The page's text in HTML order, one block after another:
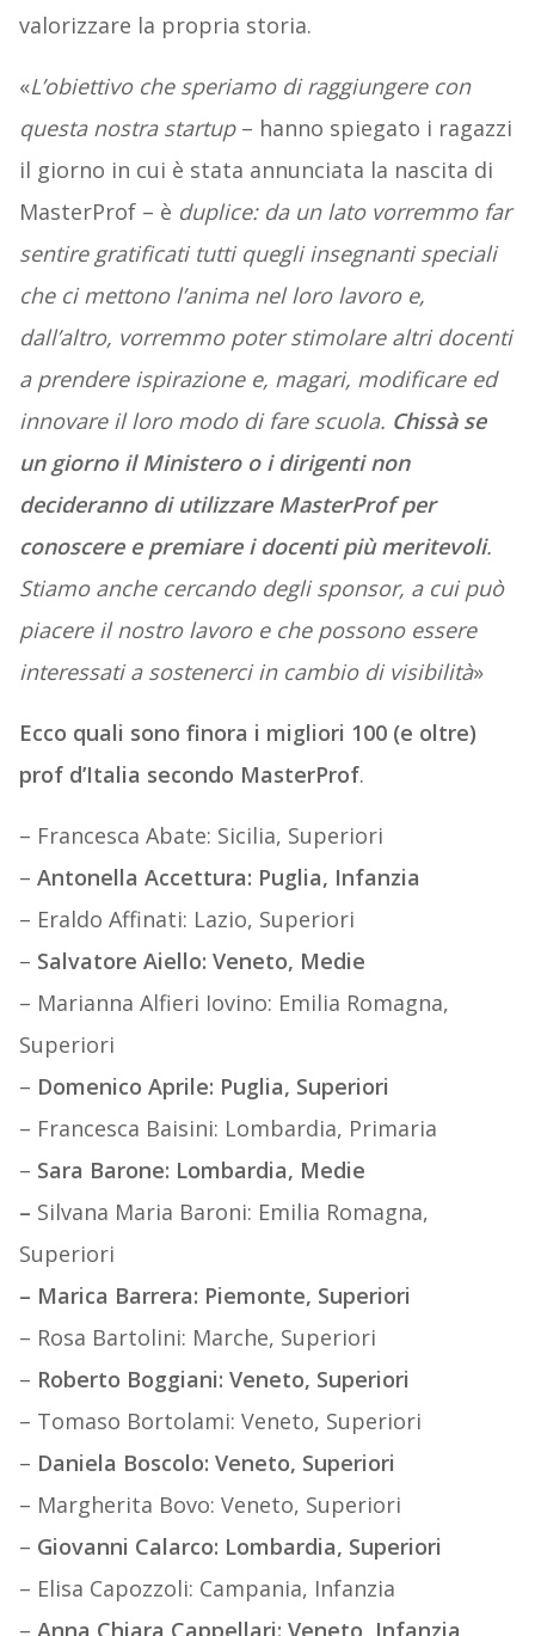
valorizzare la propria storia.
«L’obiettivo che speriamo di raggiungere con
questa nostra startup– hanno spiegato i ragazzi
il giorno in cui è stata annunciata la nascita di
MasterProf – è duplice: da un lato vorremmo far
sentire gratificati tutti quegli insegnanti speciali
che ci mettono l’anima nel loro lavoro e,
dall’altro, vorremmo poter stimolare altri docenti
a prendere ispirazione e, magari, modificare ed
innovare il loro modo di fare scuola. Chissà se
un giorno il Ministero o i dirigenti non
decideranno di utilizzare MasterProf per
conoscere e premiare i docenti più meritevoli.
Stiamo anche cercando degli sponsor, a cui può
piacere il nostro lavoro e che possono essere
interessati a sostenerci in cambio di visibilità»
Ecco quali sono finora i migliori 100 (e oltre)
prof d’Italia secondo MasterProf.
– Francesca Abate: Sicilia, Superiori
– Antonella Accettura: Puglia, Infanzia
– Eraldo Affinati: Lazio, Superiori
– Salvatore Aiello: Veneto, Medie
– Marianna Alfieri Iovino: Emilia Romagna,
Superiori
– Domenico Aprile: Puglia, Superiori
– Francesca Baisini: Lombardia, Primaria
– Sara Barone: Lombardia, Medie
– Silvana Maria Baroni: Emilia Romagna,
Superiori
– Marica Barrera: Piemonte, Superiori
– Rosa Bartolini: Marche, Superiori
– Roberto Boggiani: Veneto, Superiori
– Tomaso Bortolami: Veneto, Superiori
– Daniela Boscolo: Veneto, Superiori
– Margherita Bovo: Veneto, Superiori
– Giovanni Calarco: Lombardia, Superiori
– Elisa Capozzoli: Campania, Infanzia